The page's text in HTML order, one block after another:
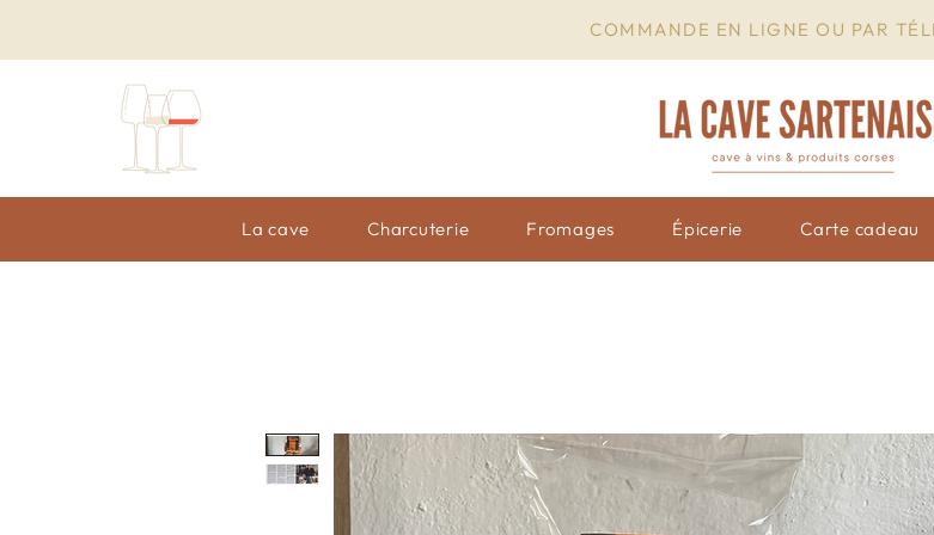
COMMANDE EN LIGNE OU PAR
La cave Charcuterie Fromages Épicerie Carte cadeau